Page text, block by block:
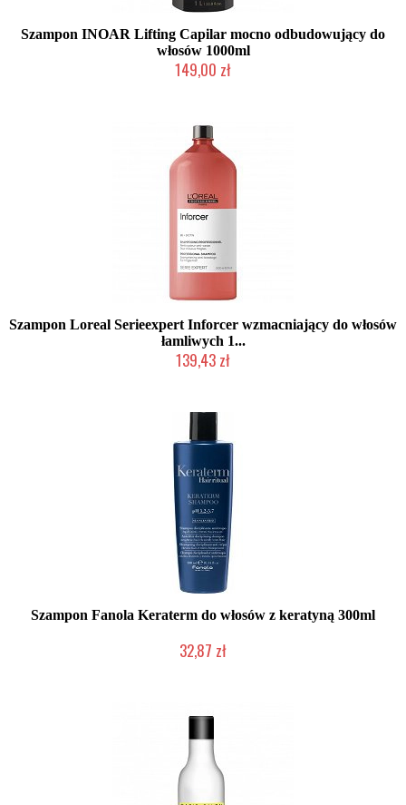
Szampon INOAR Lifting Capilar mocno odbudowujący do
włosów 1000ml
149,00 zł
Szampon Loreal Serieexpert Inforcer wzmacniający do włosów
łamliwych 1...
139,43 zł
Szampon Fanola Keraterm do włosów z keratyną 300ml
32,87 zł